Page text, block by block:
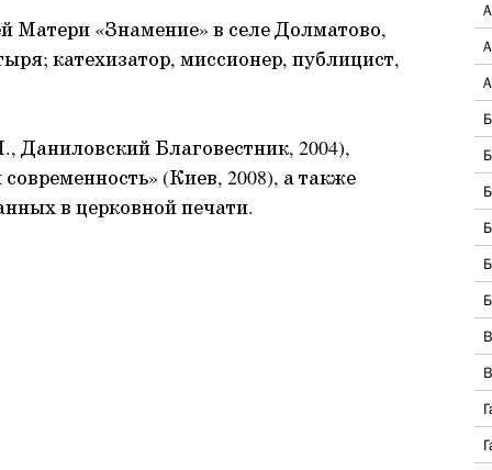
Матери «Знамение» в селе Долматово,
катехизатор, миссионер, публицист,
Даниловский Благовестник, 2004),
(Киев, 2008), а также
в церковной печати.